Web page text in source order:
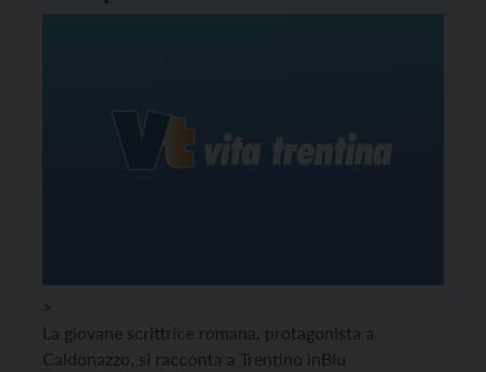
>
La giovane scrittrice romana, protagonista a
Caldonazzo, si racconta a Trentino inBlu